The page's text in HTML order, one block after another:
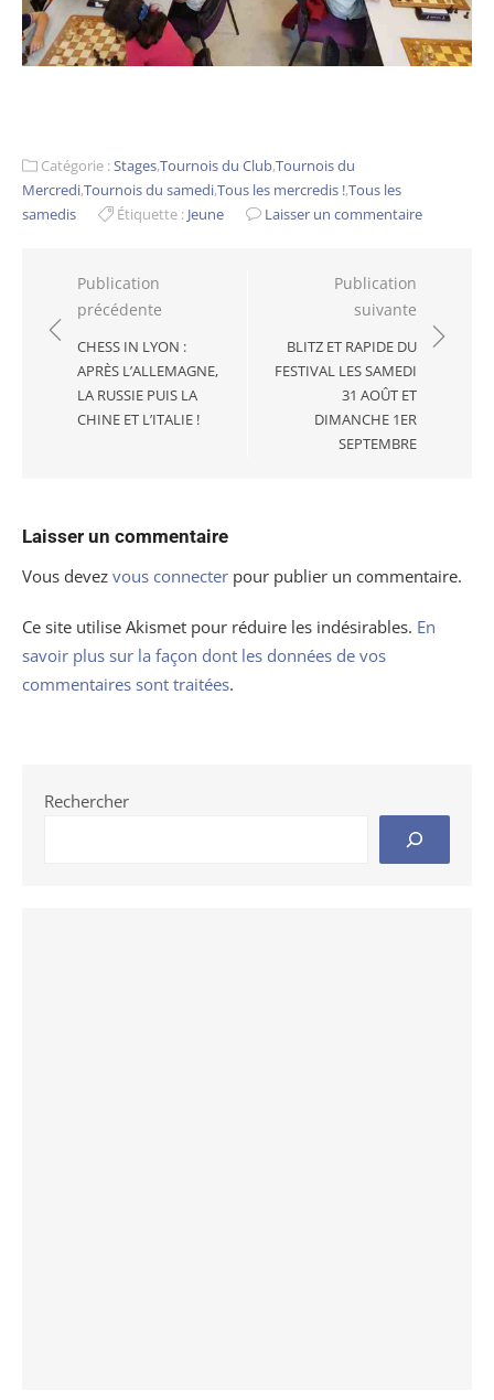
Catégorie :Stages,Tournois du Club,Tournois du
Mercredi,Tournois du samedi,Tous les mercredis !,Tous les
samedis
Étiquette : Jeune Laisser un commentaire
Navigation
de
l’article
Publication
précédente
CHESS IN LYON :
APRÈS L’ALLEMAGNE,
LA RUSSIE PUIS LA
CHINE ET L’ITALIE !
Publication
suivante
BLITZ ET RAPIDE DU
FESTIVAL LES SAMEDI
31 AOÛT ET
DIMANCHE 1ER
SEPTEMBRE
Laisser un commentaire
Vous devez vous connecter pour publier un commentaire.
Ce site utilise Akismet pour réduire les indésirables. En
savoir plus sur la façon dont les données de vos
commentaires sont traitées.
Rechercher